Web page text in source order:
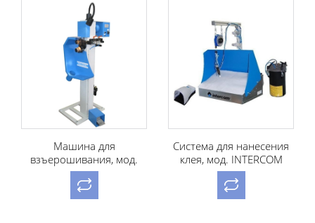
Машина для
взъерошивания, мод.
LEIBROCK SKA 1
Система для нанесения
клея, мод. INTERCOM
I388